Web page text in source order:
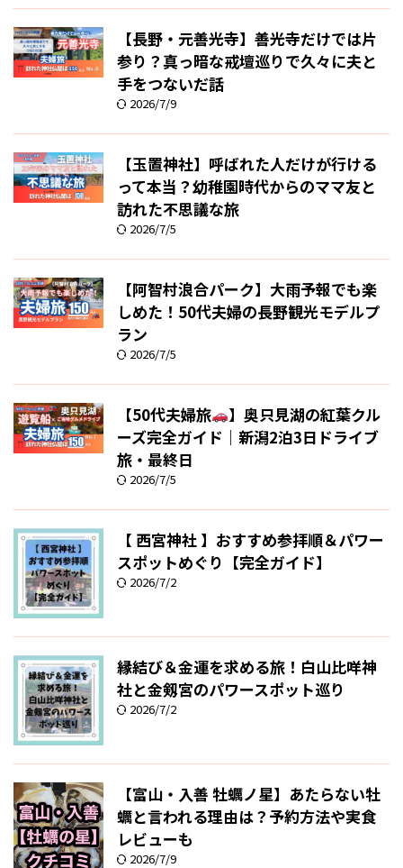
【長野・元善光寺】善光寺だけでは片
参り？真っ暗な戒壇巡りで久々に夫と
手をつないだ話
2026/7/9
【玉置神社】呼ばれた人だけが行ける
って本当？幼稚園時代からのママ友と
訪れた不思議な旅
2026/7/5
【阿智村浪合パーク】大雨予報でも楽
しめた！50代夫婦の長野観光モデルプ
ラン
2026/7/5
【50代夫婦旅
】奥只見湖の紅葉クル
ーズ完全ガイド｜新潟2泊3日ドライブ
旅・最終日
2026/7/5
【 西宮神社 】おすすめ参拝順＆パワー
スポットめぐり【完全ガイド】
2026/7/2
縁結び＆金運を求める旅！白山比咩神
社と金剱宮のパワースポット巡り
2026/7/2
【富山・入善 牡蠣ノ星】あたらない牡
蠣と言われる理由は？予約方法や実食
レビューも
2026/7/9